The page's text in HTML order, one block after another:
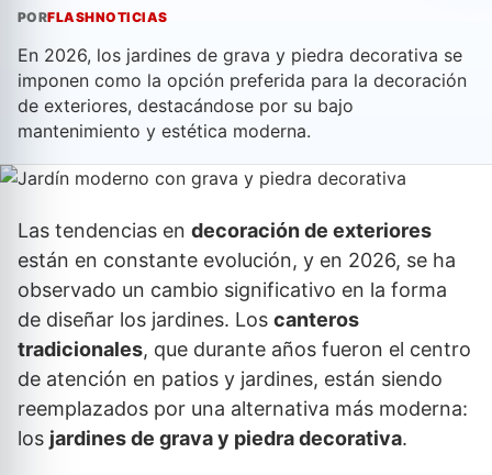
PORFLASHNOTICIAS
En 2026, los jardines de grava y piedra decorativa se
imponen como la opción preferida para la decoración
de exteriores, destacándose por su bajo
mantenimiento y estética moderna.
Las tendencias en decoración de exteriores
están en constante evolución, y en 2026, se ha
observado un cambio significativo en la forma
de diseñar los jardines. Los canteros
tradicionales, que durante años fueron el centro
de atención en patios y jardines, están siendo
reemplazados por una alternativa más moderna:
los jardines de grava y piedra decorativa.